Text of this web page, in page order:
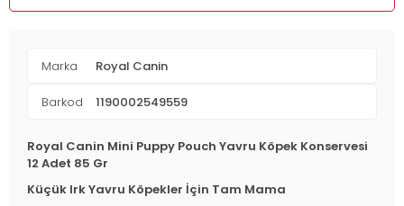
Marka Royal Canin
Barkod 1190002549559
Royal Canin Mini Puppy Pouch Yavru Köpek Konservesi
12 Adet 85 Gr
Küçük Irk Yavru Köpekler İçin Tam Mama